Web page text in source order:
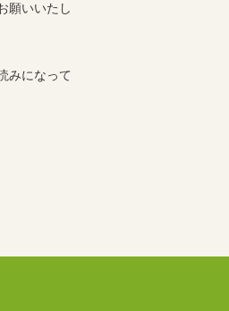
願いいたし
みになって